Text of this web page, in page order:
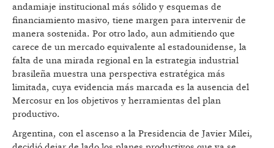
andamiaje institucional más sólido y esquemas de
financiamiento masivo, tiene margen para intervenir de
manera sostenida. Por otro lado, aun admitiendo que
carece de un mercado equivalente al estadounidense, la
falta de una mirada regional en la estrategia industrial
brasileña muestra una perspectiva estratégica más
limitada, cuya evidencia más marcada es la ausencia del
Mercosur en los objetivos y herramientas del plan
productivo.
Argentina, con el ascenso a la Presidencia de Javier Milei,